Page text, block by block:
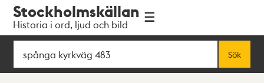
navigationen
huvudinnehållet
Stockholmskällan
Historia i ord, ljud och bild
Sök
Sök